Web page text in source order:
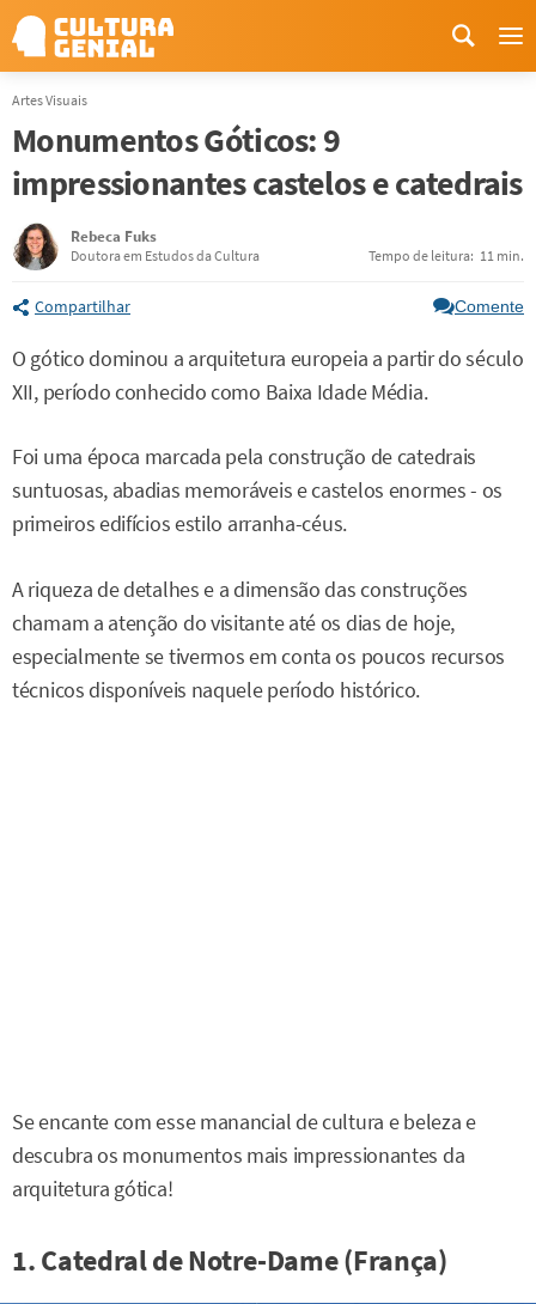
Artes Visuais
Monumentos Góticos: 9
impressionantes castelos e catedrais
Rebeca Fuks
Doutora em Estudos da Cultura Tempo de leitura: 11 min.
Compartilhar Comente
O gótico dominou a arquitetura europeia a partir do século
XII, período conhecido como Baixa Idade Média.
Foi uma época marcada pela construção de catedrais
suntuosas, abadias memoráveis e castelos enormes - os
primeiros edifícios estilo arranha-céus.
A riqueza de detalhes e a dimensão das construções
chamam a atenção do visitante até os dias de hoje,
especialmente se tivermos em conta os poucos recursos
técnicos disponíveis naquele período histórico.
Se encante com esse manancial de cultura e beleza e
descubra os monumentos mais impressionantes da
arquitetura gótica!
1. Catedral de Notre-Dame (França)